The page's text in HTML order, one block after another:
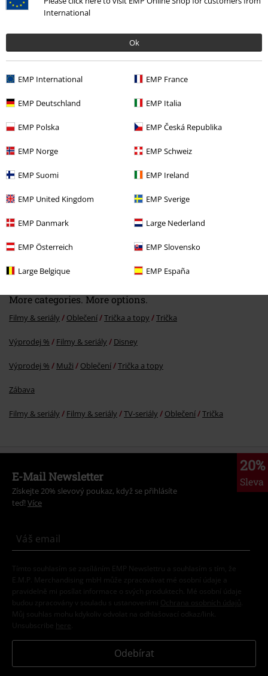
International
Ok
EMP International EMP France
EMP Deutschland EMP Italia
EMP Polska EMP Česká Republika
EMP Norge EMP Schweiz
EMP Suomi EMP Ireland
EMP United Kingdom EMP Sverige
EMP Danmark Large Nederland
EMP Österreich EMP Slovensko
Large Belgique EMP España
Kč 543,00
More categories. More options.
Filmy & seriály Oblečení Trička a topy Trička
Výprodej % Filmy & seriály Disney
Výprodej % Muži Oblečení Trička a topy
Zábava
Filmy & seriály Filmy & seriály TV-seriály Oblečení Trička
20%
Sleva
E-Mail Newsletter
Získejte 20% slevový poukaz, když se přihlásíte
teď! Více
Tímto souhlasím se zasíláním EMP Newslettru a souhlasím s tím, že
E.M.P. Merchandising mbH může zpracovávat mé osobní údaje a
pravidelně mi posílat informace o svých produktech. Mé osobní údaje
budou zpracovány v souladu s ustanoveními
Ochrana osobních údajů
Můj souhlas mohu kdykoliv odvolat na odhlašovací odkaz/link.
Unsubscribe here
Odebírat